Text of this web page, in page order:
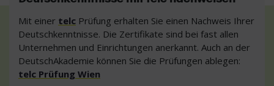
Mit einer telc Prüfung erhalten Sie einen Nachweis Ihrer
Deutschkenntnisse. Die Zertifikate sind bei fast allen
Unternehmen und Einrichtungen anerkannt. Auch an der
DeutschAkademie können Sie die Prüfungen ablegen:
telc Prüfung Wien